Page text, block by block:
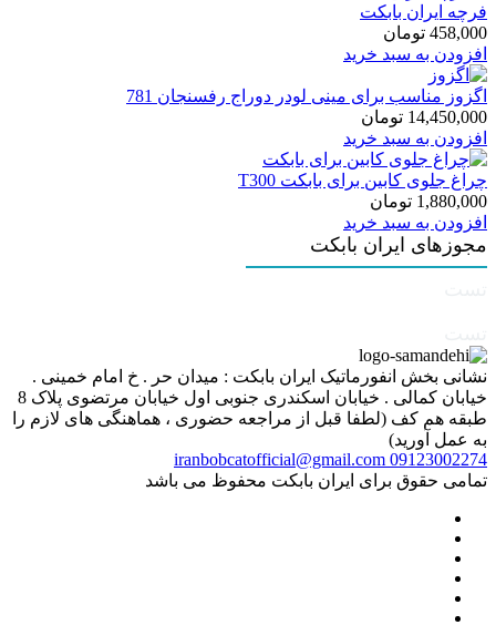
فرچه ایران بابکت
458,000 تومان
افزودن به سبد خرید
اگزوز مناسب برای مینی لودر دوراج رفسنجان 781
14,450,000 تومان
افزودن به سبد خرید
چراغ جلوی کابین برای بابکت T300
1,880,000 تومان
افزودن به سبد خرید
مجوزهای ایران بابکت
نشانی بخش انفورماتیک ایران بابکت : میدان حر . خ امام خمینی .
خیابان کمالی . خیابان اسکندری جنوبی اول خیابان مرتضوی پلاک 8
طبقه هم کف (لطفا قبل از مراجعه حضوری ، هماهنگی های لازم را
به عمل آورید)
09123002274
iranbobcatofficial@gmail.com
تمامی حقوق برای ایران بابکت محفوظ می باشد